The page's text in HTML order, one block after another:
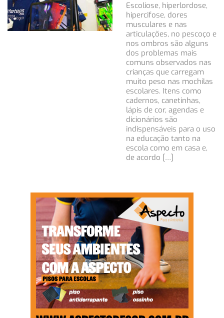
Escoliose, hiperlordose,
hipercifose, dores
musculares e nas
articulações, no pescoço e
nos ombros são alguns
dos problemas mais
comuns observados nas
crianças que carregam
muito peso nas mochilas
escolares. Itens como
cadernos, canetinhas,
lápis de cor, agendas e
dicionários são
indispensáveis para o uso
na educação tanto na
escola como em casa e,
de acordo […]